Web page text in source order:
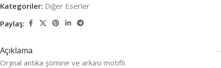
Kategoriler: Diğer Eserler
Paylaş:
Açıklama
Orjinal antika şömine ve arkası motifli